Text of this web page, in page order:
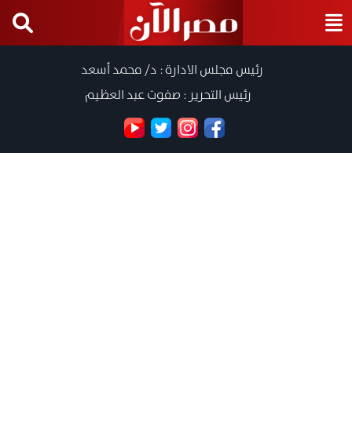
رئيس مجلس الادارة : د/ محمد أسعد
رئيس التحرير : صفوت عبد العظيم